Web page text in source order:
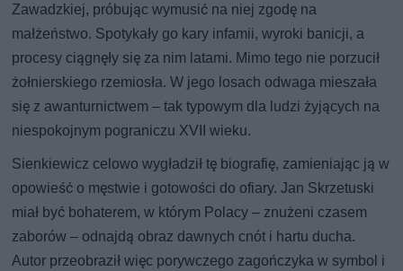
Zawadzkiej, próbując wymusić na niej zgodę na
małżeństwo. Spotykały go kary infamii, wyroki banicji, a
procesy ciągnęły się za nim latami. Mimo tego nie porzucił
żołnierskiego rzemiosła. W jego losach odwaga mieszała
się z awanturnictwem – tak typowym dla ludzi żyjących na
niespokojnym pograniczu XVII wieku.
Sienkiewicz celowo wygładził tę biografię, zamieniając ją w
opowieść o męstwie i gotowości do ofiary. Jan Skrzetuski
miał być bohaterem, w którym Polacy – znużeni czasem
zaborów – odnajdą obraz dawnych cnót i hartu ducha.
Autor przeobraził więc porywczego zagończyka w symbol i